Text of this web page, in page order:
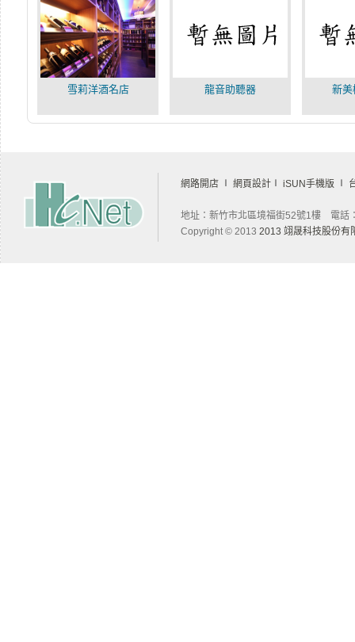
雪莉洋酒名店 龍音助聽器 新美
網路開店 ∣ 網頁設計 ∣ iSUN手機版 ∣
地址：新竹市北區境福街52號1樓 電
Copyright © 2013 2013 翊晟科技股份有